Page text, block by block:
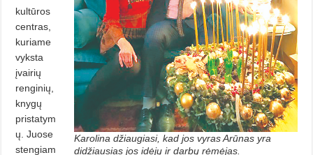
Karolina džiaugiasi, kad jos vyras Arūnas yra
didžiausias jos idėjų ir darbų rėmėjas.
kultūros
centras,
kuriame
vyksta
įvairių
renginių,
knygų
pristatym
ų. Juose
stengiam